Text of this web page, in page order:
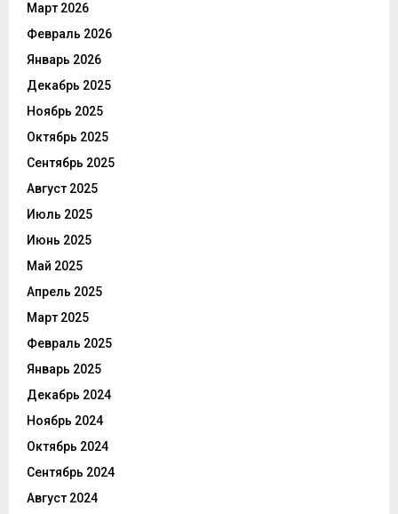
Март 2026
Февраль 2026
Январь 2026
Декабрь 2025
Ноябрь 2025
Октябрь 2025
Сентябрь 2025
Август 2025
Июль 2025
Июнь 2025
Май 2025
Апрель 2025
Март 2025
Февраль 2025
Январь 2025
Декабрь 2024
Ноябрь 2024
Октябрь 2024
Сентябрь 2024
Август 2024